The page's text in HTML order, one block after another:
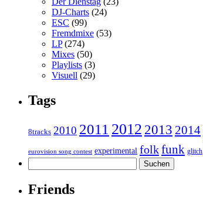
DJ-Charts (24)
ESC (99)
Fremdmixe (53)
LP(274)
Mixes (50)
Playlists (3)
Visuell (29)
Tags
8tracks 2010 2011 2012 2013 2014
eurovision song contest experimental folkfunk glitch
nach:
Friends